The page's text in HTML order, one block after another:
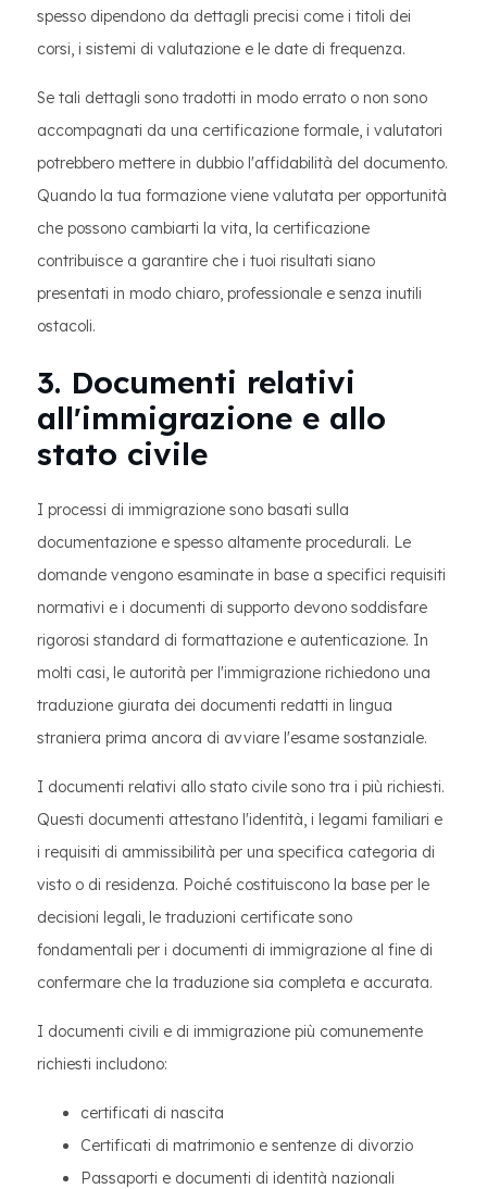
spesso dipendono da dettagli precisi come i titoli dei
corsi, i sistemi di valutazione e le date di frequenza.
Se tali dettagli sono tradotti in modo errato o non sono
accompagnati da una certificazione formale, i valutatori
potrebbero mettere in dubbio l'affidabilità del documento.
Quando la tua formazione viene valutata per opportunità
che possono cambiarti la vita, la certificazione
contribuisce a garantire che i tuoi risultati siano
presentati in modo chiaro, professionale e senza inutili
ostacoli.
3. Documenti relativi
all'immigrazione e allo
stato civile
I processi di immigrazione sono basati sulla
documentazione e spesso altamente procedurali. Le
domande vengono esaminate in base a specifici requisiti
normativi e i documenti di supporto devono soddisfare
rigorosi standard di formattazione e autenticazione. In
molti casi, le autorità per l'immigrazione richiedono una
traduzione giurata dei documenti redatti in lingua
straniera prima ancora di avviare l'esame sostanziale.
I documenti relativi allo stato civile sono tra i più richiesti.
Questi documenti attestano l'identità, i legami familiari e
i requisiti di ammissibilità per una specifica categoria di
visto o di residenza. Poiché costituiscono la base per le
decisioni legali, le traduzioni certificate sono
fondamentali per i documenti di immigrazione al fine di
confermare che la traduzione sia completa e accurata.
I documenti civili e di immigrazione più comunemente
richiesti includono:
certificati di nascita
Certificati di matrimonio e sentenze di divorzio
Passaporti e documenti di identità nazionali